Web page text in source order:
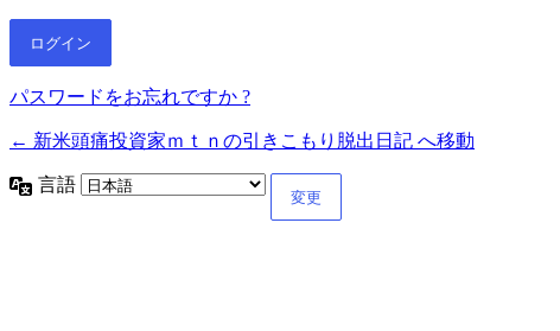
パスワードをお忘れですか ?
← 新米頭痛投資家ｍｔｎの引きこもり脱出日記 へ移動
言語